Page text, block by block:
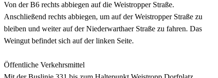
Von der B6 rechts abbiegen auf die Weistropper Straße.
Anschließend rechts abbiegen, um auf der Weistropper Straße zu
bleiben und weiter auf der Niederwarthaer Straße zu fahren. Das
Weingut befindet sich auf der linken Seite.
Öffentliche Verkehrsmittel